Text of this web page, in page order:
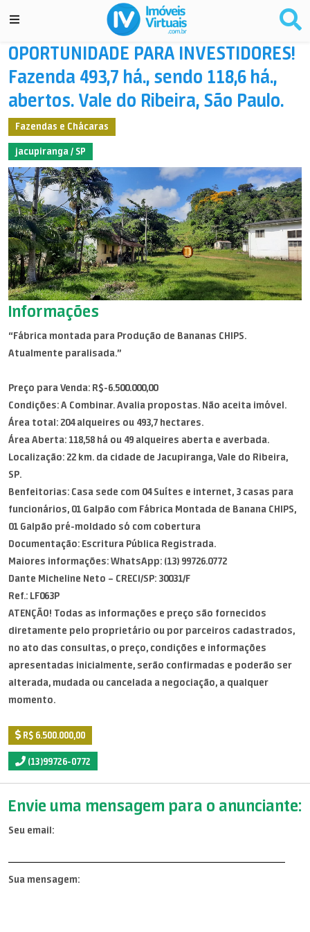
OPORTUNIDADE PARA INVESTIDORES!
Fazenda 493,7 há., sendo 118,6 há.,
abertos. Vale do Ribeira, São Paulo.
Fazendas e Chácaras
jacupiranga / SP
Informações
“Fábrica montada para Produção de Bananas CHIPS.
Atualmente paralisada.”
Preço para Venda: R$-6.500.000,00
Condições: A Combinar. Avalia propostas. Não aceita imóvel.
Área total: 204 alqueires ou 493,7 hectares.
Área Aberta: 118,58 há ou 49 alqueires aberta e averbada.
Localização: 22 km. da cidade de Jacupiranga, Vale do Ribeira,
SP.
Benfeitorias: Casa sede com 04 Suítes e internet, 3 casas para
funcionários, 01 Galpão com Fábrica Montada de Banana CHIPS,
01 Galpão pré-moldado só com cobertura
Documentação: Escritura Pública Registrada.
Maiores informações: WhatsApp: (13) 99726.0772
Dante Micheline Neto – CRECI/SP: 30031/F
Ref.: LF063P
ATENÇÃO! Todas as informações e preço são fornecidos
diretamente pelo proprietário ou por parceiros cadastrados,
no ato das consultas, o preço, condições e informações
apresentadas inicialmente, serão confirmadas e poderão ser
alterada, mudada ou cancelada a negociação, a qualquer
momento.
R$ 6.500.000,00
(13)99726-0772
Envie uma mensagem para o anunciante:
Seu email:
Sua mensagem: